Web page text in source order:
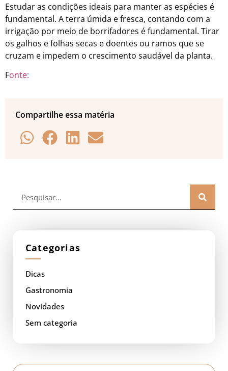
Estudar as condições ideais para manter as espécies é
fundamental. A terra úmida e fresca, contando com a
irrigação por meio de borrifadores é fundamental. Tirar
os galhos e folhas secas e doentes ou ramos que se
cruzam e impedem o crescimento saudável da planta.
Fonte:
Compartilhe essa matéria
Categorias
Dicas
Gastronomia
Novidades
Sem categoria